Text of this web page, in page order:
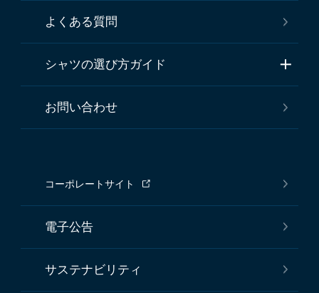
よくある質問
シャツの選び方ガイド
お問い合わせ
コーポレートサイト
電子公告
サステナビリティ